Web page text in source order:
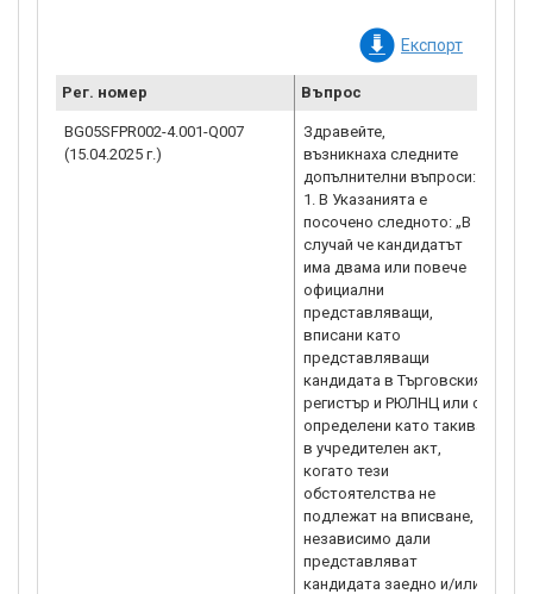
Експорт
Рег. номер Въпрос
BG05SFPR002-4.001-Q007
(15.04.2025 г.)
Здравейте,
възникнаха следните
допълнителни въпроси:
1. В Указанията е
посочено следното: „В
случай че кандидатът
има двама или повече
официални
представляващи,
вписани като
представляващи
кандидата в Търговския
регистър и РЮЛНЦ или са
определени като такива
в учредителен акт,
когато тези
обстоятелства не
подлежат на вписване,
независимо дали
представляват
кандидата заедно и/или